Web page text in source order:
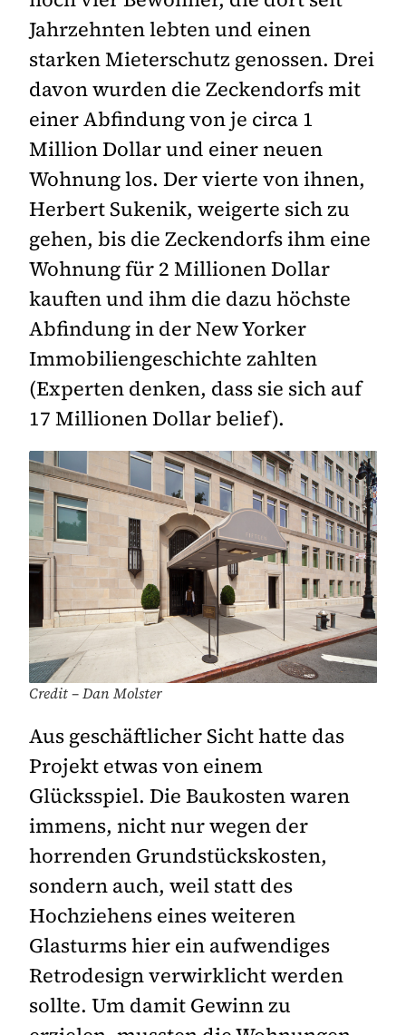
Jahrzehnten lebten und einen
starken Mieterschutz genossen. Drei
davon wurden die Zeckendorfs mit
einer Abfindung von je circa 1
Million Dollar und einer neuen
Wohnung los. Der vierte von ihnen,
Herbert Sukenik, weigerte sich zu
gehen, bis die Zeckendorfs ihm eine
Wohnung für 2 Millionen Dollar
kauften und ihm die dazu höchste
Abfindung in der New Yorker
Immobiliengeschichte zahlten
(Experten denken, dass sie sich auf
17 Millionen Dollar belief).
Credit – Dan Molster
Aus geschäftlicher Sicht hatte das
Projekt etwas von einem
Glücksspiel. Die Baukosten waren
immens, nicht nur wegen der
horrenden Grundstückskosten,
sondern auch, weil statt des
Hochziehens eines weiteren
Glasturms hier ein aufwendiges
Retrodesign verwirklicht werden
sollte. Um damit Gewinn zu